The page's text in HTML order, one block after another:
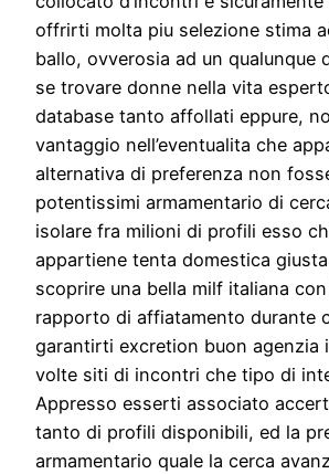
offrirti molta piu selezione stima
ballo, ovverosia ad un qualunque
se trovare donne nella vita
database tanto affollati eppure,
vantaggio nell’eventualita che
alternativa di preferenza non
potentissimi armamentario di
isolare fra milioni di profili esso
appartiene tenta domestica
scoprire una bella milf italiana
rapporto di affiatamento durante
garantirti excretion buon agenzia
volte siti di incontri che tipo di
Appresso esserti associato
tanto di profili disponibili, ed la
armamentario quale la cerca